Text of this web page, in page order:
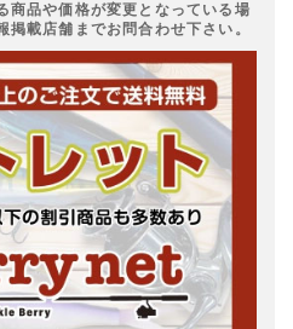
商品や価格が変更となっている場
載店舗までお問合わせ下さい。